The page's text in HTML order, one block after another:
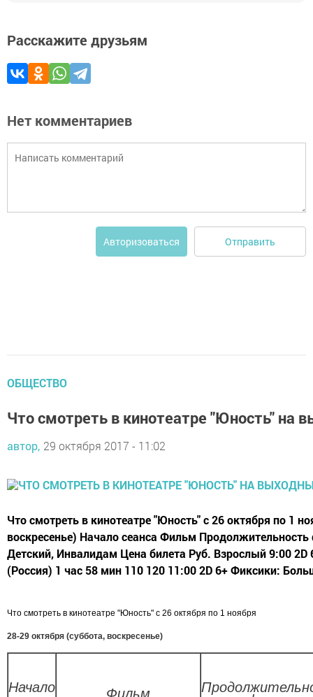
Расскажите друзьям
Нет комментариев
Авторизоваться Отправить
ОБЩЕСТВО
Что смотреть в кинотеатре "Юность" на
автор, 29 октября 2017 - 11:02
Что смотреть в кинотеатре "Юность" с 26 октября по 1
воскресенье) Начало сеанса Фильм
Детский, Инвалидам Цена билета Руб. Взрослый 9:00 2D
(Россия) 1 час 58 мин 110 120 11:00 2D 6+ Фиксики:
Что смотреть в кинотеатре "Юность" с 26 октября по 1 ноября
28-29 октября (суббота, воскресенье)
Начало
Фильм